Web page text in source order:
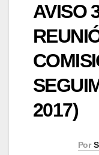
AVISO
2017)
Por